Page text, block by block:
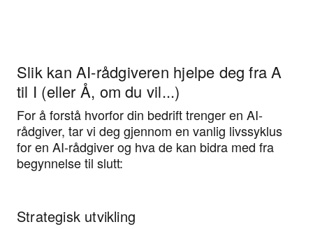
Slik kan AI-rådgiveren hjelpe deg fra A
til I (eller Å, om du vil...)
For å forstå hvorfor din bedrift trenger en AI-
rådgiver, tar vi deg gjennom en vanlig livssyklus
for en AI-rådgiver og hva de kan bidra med fra
begynnelse til slutt:
Strategisk utvikling